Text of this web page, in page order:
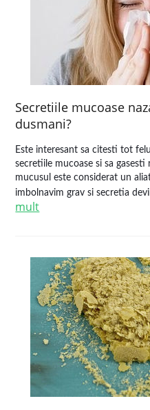
Secretiile mucoase
dusmani?
Este interesant sa citesti tot
secretiile mucoase si sa
mucusul este considerat un
imbolnavim grav si secretia
mult